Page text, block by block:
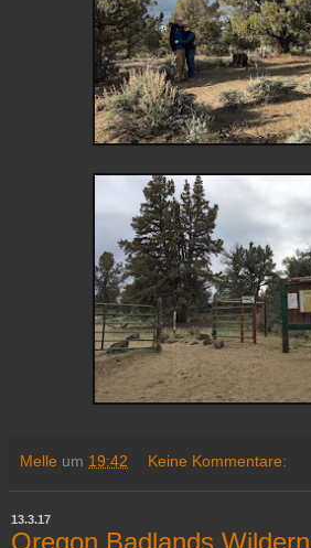
Melle um 19:42 Keine Kommentare:
13.3.17
Oregon Badlands